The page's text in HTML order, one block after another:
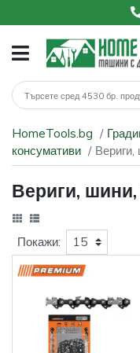
HomeTools.bg
консумативи
Вериги,
Покажи: